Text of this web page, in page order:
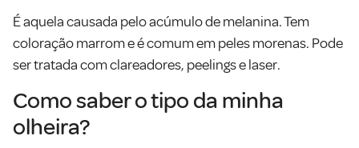
É aquela causada pelo acúmulo de melanina. Tem
coloração marrom e é comum em peles morenas. Pode
ser tratada com clareadores, peelings e laser.
Como saber o tipo da minha
olheira?